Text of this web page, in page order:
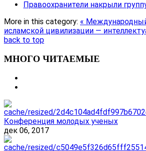
Правоохранители накрыли
More in this category: «
исламской цивилизации —
back to top
МНОГО ЧИТАЕМЫЕ
Конференция молодых ученых
дек 06, 2017